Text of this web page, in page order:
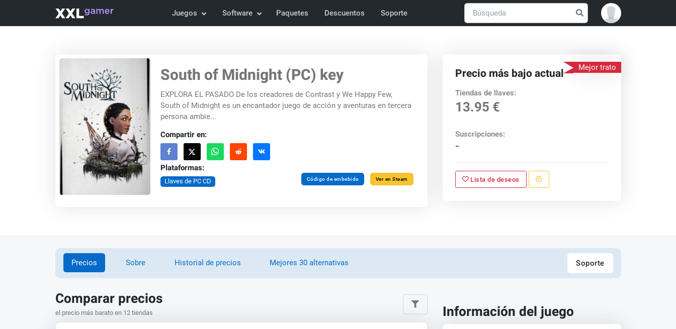
Juegos Software Paquetes Descuentos Soporte
South of Midnight (PC) key
EXPLORA EL PASADO De los creadores de Contrast y We Happy Few,
South of Midnight es un encantador juego de acción y aventuras en tercera
persona ambie...
Compartir en:
Plataformas:
Llaves de PC CD Código de embebido Ver en Steam
Mejor trato
Precio más bajo actual
Tiendas de llaves:
13.95 €
Suscripciones:
-
Lista de deseos
Precios Sobre Historial de precios Mejores 30 alternativas Soporte
Comparar precios
el precio más barato en 12 tiendas Información del juego